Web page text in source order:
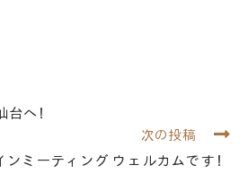
台へ！
次の投稿
ンミーティング ウェルカムです！